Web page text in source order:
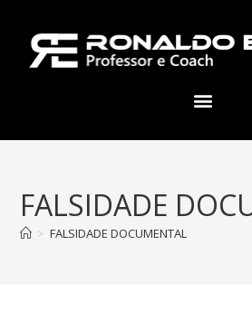
FALSIDADE
> FALSIDADE DOCUMENTAL